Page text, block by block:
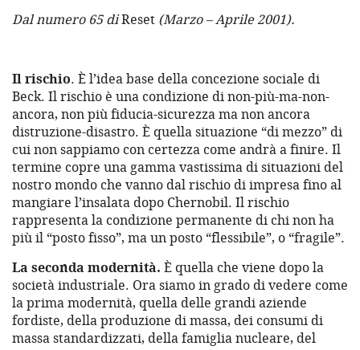
Dal numero 65 diReset (Marzo – Aprile 2001).
Il rischio. È l’idea base della concezione sociale di
Beck. Il rischio è una condizione di non-più-ma-non-
ancora, non più fiducia-sicurezza ma non ancora
distruzione-disastro. È quella situazione “di mezzo” di
cui non sappiamo con certezza come andrà a finire. Il
termine copre una gamma vastissima di situazioni del
nostro mondo che vanno dal rischio di impresa fino al
mangiare l’insalata dopo Chernobil. Il rischio
rappresenta la condizione permanente di chi non ha
più il “posto fisso”, ma un posto “flessibile”, o “fragile”.
La seconda modernità. È quella che viene dopo la
società industriale. Ora siamo in grado di vedere come
la prima modernità, quella delle grandi aziende
fordiste, della produzione di massa, dei consumi di
massa standardizzati, della famiglia nucleare, del